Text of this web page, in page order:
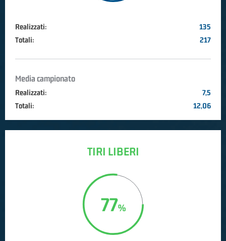
Realizzati:
135
Totali:
217
Media campionato
Realizzati:
7,5
Totali:
12,06
TIRI LIBERI
77